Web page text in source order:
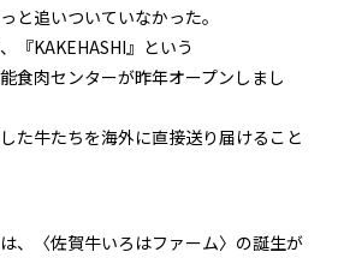
と追いついていなかった。
『KAKEHASHI』という
食肉センターが昨年オープンしまし
た牛たちを海外に直接送り届けること
、〈佐賀牛いろはファーム〉の誕生が